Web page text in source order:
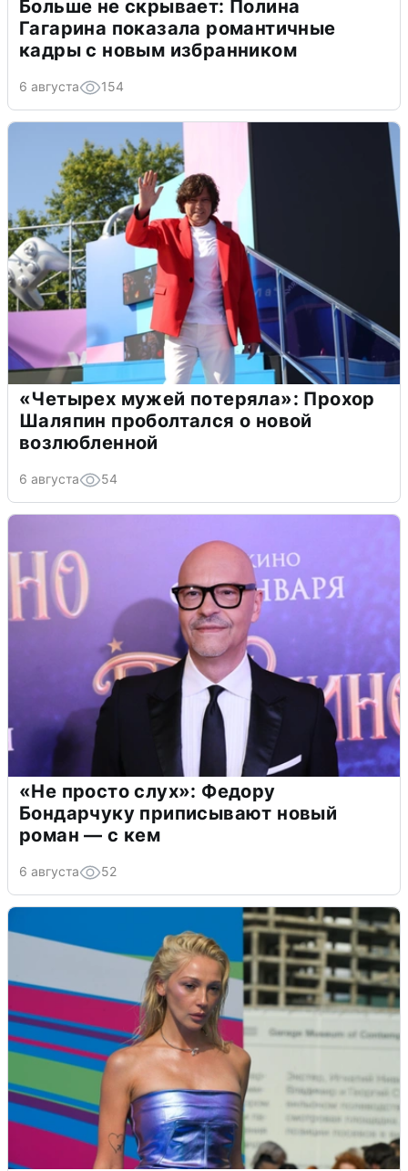
Больше не скрывает: Полина
Гагарина показала романтичные
кадры с новым избранником
6 августа 154
«Четырех мужей потеряла»: Прохор
Шаляпин проболтался о новой
возлюбленной
6 августа 54
«Не просто слух»: Федору
Бондарчуку приписывают новый
роман — с кем
6 августа 52